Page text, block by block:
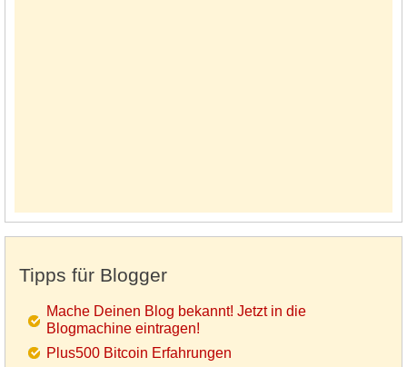
Tipps für Blogger
Mache Deinen Blog bekannt! Jetzt in die
Blogmachine eintragen!
Plus500 Bitcoin Erfahrungen